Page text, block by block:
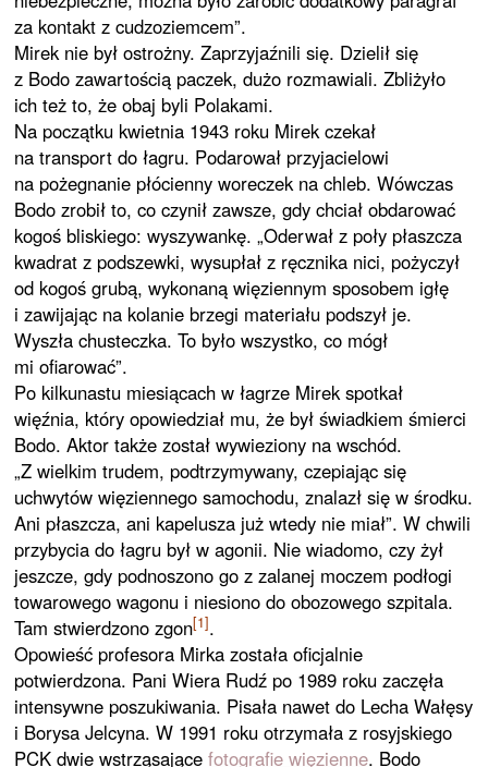
za kontakt z cudzoziemcem”.
Mirek nie był ostrożny. Zaprzyjaźnili się. Dzielił się
z Bodo zawartością paczek, dużo rozmawiali. Zbliżyło
ich też to, że obaj byli Polakami.
Na początku kwietnia 1943 roku Mirek czekał
na transport do łagru. Podarował przyjacielowi
na pożegnanie płócienny woreczek na chleb. Wówczas
Bodo zrobił to, co czynił zawsze, gdy chciał obdarować
kogoś bliskiego: wyszywankę. „Oderwał z poły płaszcza
kwadrat z podszewki, wysupłał z ręcznika nici, pożyczył
od kogoś grubą, wykonaną więziennym sposobem igłę
i zawijając na kolanie brzegi materiału podszył je.
Wyszła chusteczka. To było wszystko, co mógł
mi ofiarować”.
Po kilkunastu miesiącach w łagrze Mirek spotkał
więźnia, który opowiedział mu, że był świadkiem śmierci
Bodo. Aktor także został wywieziony na wschód.
„Z wielkim trudem, podtrzymywany, czepiając się
uchwytów więziennego samochodu, znalazł się w środku.
Ani płaszcza, ani kapelusza już wtedy nie miał”. W chwili
przybycia do łagru był w agonii. Nie wiadomo, czy żył
jeszcze, gdy podnoszono go z zalanej moczem podłogi
towarowego wagonu i niesiono do obozowego szpitala.
Tam stwierdzono zgon[1].
Opowieść profesora Mirka została oficjalnie
potwierdzona. Pani Wiera Rudź po 1989 roku zaczęła
intensywne poszukiwania. Pisała nawet do Lecha Wałęsy
i Borysa Jelcyna. W 1991 roku otrzymała z rosyjskiego
PCK dwie wstrząsającefotografie więzienne. Bodo